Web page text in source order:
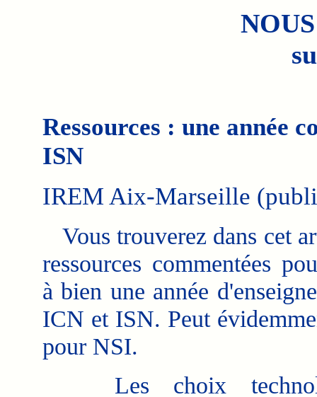
Ressources : une année
ISN
IREM Aix-Marseille
Vous trouverez dans cet
ressources commentées
à bien une année
ICN et ISN. Peut
pour NSI.
Les choix